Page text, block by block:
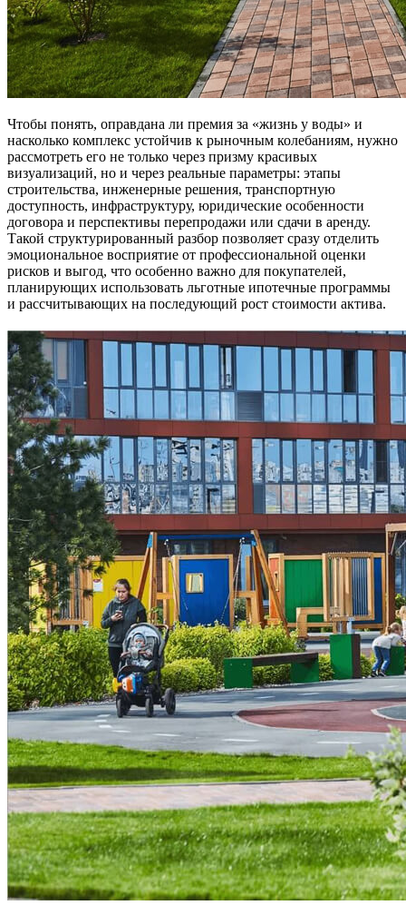
Чтобы понять, оправдана ли премия за «жизнь у воды» и
насколько комплекс устойчив к рыночным колебаниям, нужно
рассмотреть его не только через призму красивых
визуализаций, но и через реальные параметры: этапы
строительства, инженерные решения, транспортную
доступность, инфраструктуру, юридические особенности
договора и перспективы перепродажи или сдачи в аренду.
Такой структурированный разбор позволяет сразу отделить
эмоциональное восприятие от профессиональной оценки
рисков и выгод, что особенно важно для покупателей,
планирующих использовать льготные ипотечные программы
и рассчитывающих на последующий рост стоимости актива.